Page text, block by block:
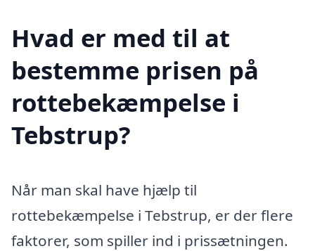
Hvad er med til at
bestemme prisen på
rottebekæmpelse i
Tebstrup?
Når man skal have hjælp til
rottebekæmpelse i Tebstrup, er der flere
faktorer, som spiller ind i prissætningen.